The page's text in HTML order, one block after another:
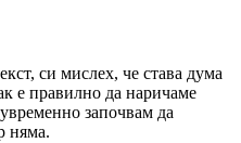
си мислех, че става дума
е правилно да наричаме
започвам да
няма.